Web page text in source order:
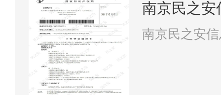
南京民之安
南京民之安